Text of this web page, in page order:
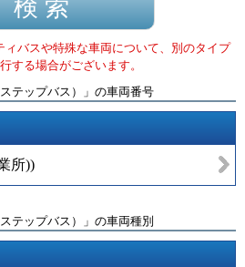
バスや特殊な車両について、別のタイプ
する場合がございます。
テップバス） 」 の車両番号
所))
テップバス）」の車両種別